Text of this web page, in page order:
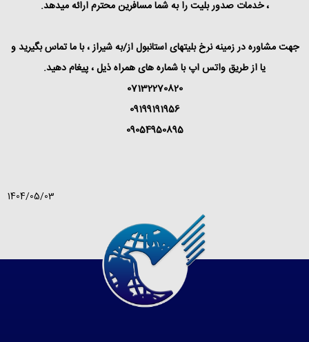
، خدمات صدور بلیت را به شما مسافرین محترم ارائه میدهد.
جهت مشاوره در زمینه نرخ بلیتهای استانبول از/به شیراز ، با ما تماس بگیرید و
یا از طریق واتس اپ با شماره های همراه ذیل ،‌ پیغام دهید.
07132270820
09199191956
09054950895
1404/05/03